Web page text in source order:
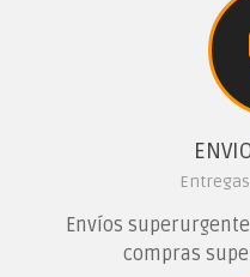
Envíos
compras